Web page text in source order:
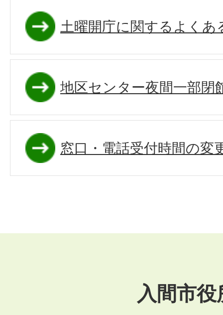
土曜開庁に関するよくあ
地区センター夜間一部閉
窓口・電話受付時間の変
入間市役